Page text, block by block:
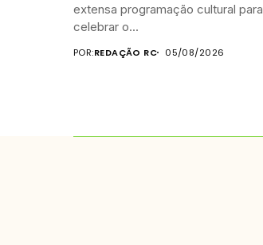
extensa programação cultural para
celebrar o...
POR:REDAÇÃO RC 05/08/2026